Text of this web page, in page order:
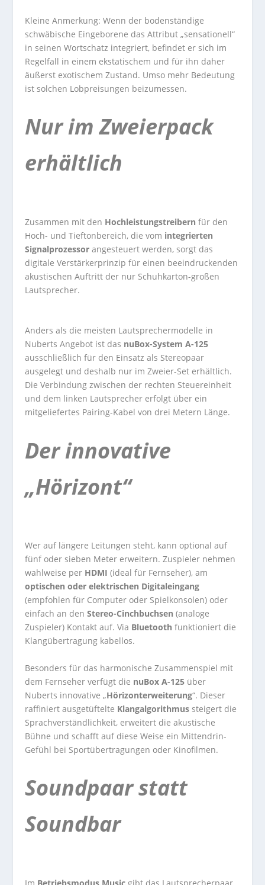
Kleine Anmerkung: Wenn der bodenständige
schwäbische Eingeborene das Attribut „sensationell“
in seinen Wortschatz integriert, befindet er sich im
Regelfall in einem ekstatischem und für ihn daher
äußerst exotischem Zustand. Umso mehr Bedeutung
ist solchen Lobpreisungen beizumessen.
Nur im Zweierpack
erhältlich
Zusammen mit den Hochleistungstreibern für den
Hoch- und Tieftonbereich, die vom integrierten
Signalprozessor angesteuert werden, sorgt das
digitale Verstärkerprinzip für einen beeindruckenden
akustischen Auftritt der nur Schuhkarton-großen
Lautsprecher.
Anders als die meisten Lautsprechermodelle in
Nuberts Angebot ist das nuBox-System A-125
ausschließlich für den Einsatz als Stereopaar
ausgelegt und deshalb nur im Zweier-Set erhältlich.
Die Verbindung zwischen der rechten Steuereinheit
und dem linken Lautsprecher erfolgt über ein
mitgeliefertes Pairing-Kabel von drei Metern Länge.
Der innovative
„Hörizont“
Wer auf längere Leitungen steht, kann optional auf
fünf oder sieben Meter erweitern. Zuspieler nehmen
wahlweise per HDMI (ideal für Fernseher), am
optischen oder elektrischen Digitaleingang
(empfohlen für Computer oder Spielkonsolen) oder
einfach an denStereo-Cinchbuchsen (analoge
Zuspieler) Kontakt auf. Via Bluetooth funktioniert die
Klangübertragung kabellos.
Besonders für das harmonische Zusammenspiel mit
dem Fernseher verfügt die nuBox A-125 über
Nuberts innovative „Hörizonterweiterung“. Dieser
raffiniert ausgetüftelte Klangalgorithmus steigert die
Sprachverständlichkeit, erweitert die akustische
Bühne und schafft auf diese Weise ein Mittendrin-
Gefühl bei Sportübertragungen oder Kinofilmen.
Soundpaar statt
Soundbar
Im Betriebsmodus Music gibt das Lautsprecherpaar